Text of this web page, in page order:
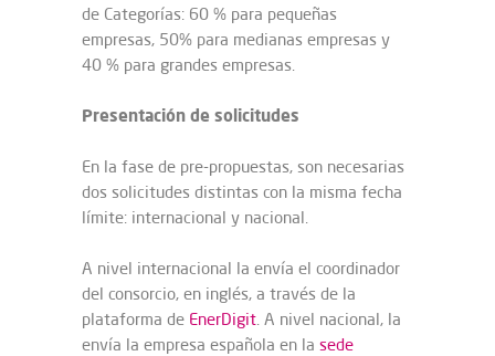
de Categorías: 60 % para pequeñas
empresas, 50% para medianas empresas y
40 % para grandes empresas.
Presentación de solicitudes
En la fase de pre-propuestas, son necesarias
dos solicitudes distintas con la misma fecha
límite: internacional y nacional.
A nivel internacional la envía el coordinador
del consorcio, en inglés, a través de la
plataforma de EnerDigit. A nivel nacional, la
envía la empresa española en la sede